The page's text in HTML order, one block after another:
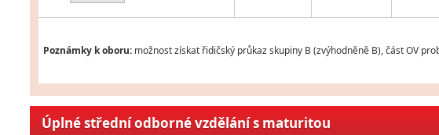
Poznámky k oboru: možnost získat řidičský průkaz skupiny B (zvýhodněně B), část OV
Úplné střední odborné vzdělání s maturitou